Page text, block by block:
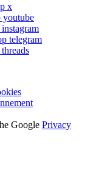
x
youtube
telegram
Google Privacy